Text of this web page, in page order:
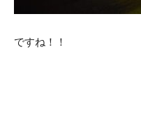
ですね！！